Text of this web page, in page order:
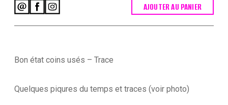
de
AJOUTER AU PANIER
Bon état coins usés – Trace
Quelques piqures du temps et traces (voir photo)